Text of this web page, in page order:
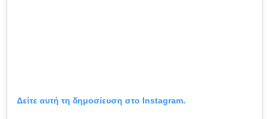
Δείτε αυτή τη δημοσίευση στο Instagram.